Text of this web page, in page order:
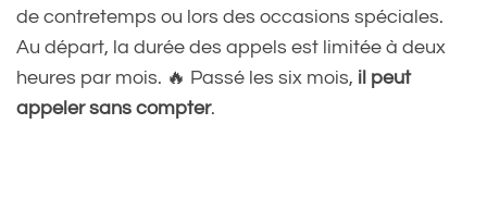
de contretemps ou lors des occasions spéciales.
Au départ, la durée des appels est limitée à deux
heures par mois. 🔥 Passé les six mois, il peut
appeler sans compter.